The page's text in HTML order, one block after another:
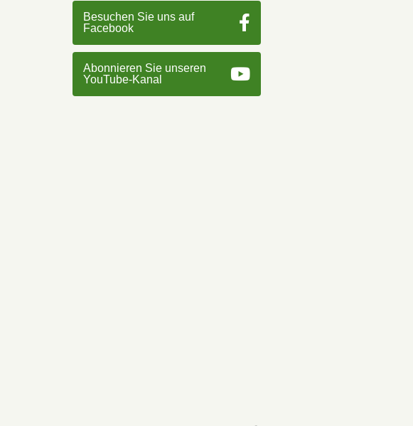
Besuchen Sie uns auf
Facebook
Abonnieren Sie unseren
YouTube-Kanal